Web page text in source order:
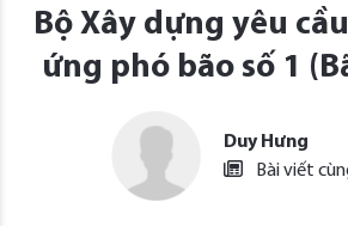
Bộ Xây dựng yêu
ứng phó bão số 1
Duy Hưng
Bài viết